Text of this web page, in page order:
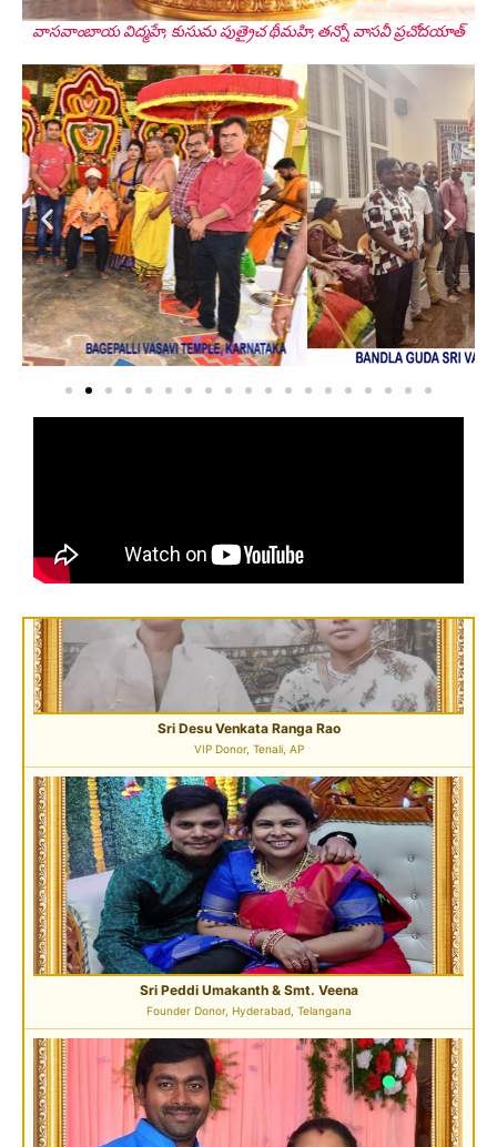
వాసవాంబాయ విద్మహే, కుసుమ పుత్రైచ థీమహి, తన్నో వాసవీ ప్రచోదయాత్
Sri Perla Satyanarayana
Founder Donor, USA
Sri Peddi Umakanth & Smt. Veena
Sri Pavan Gupta